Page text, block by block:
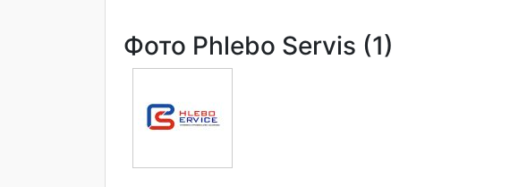
Фото Phlebo Servis (1)